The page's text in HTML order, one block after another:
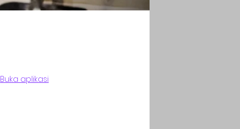
Buka aplikasi